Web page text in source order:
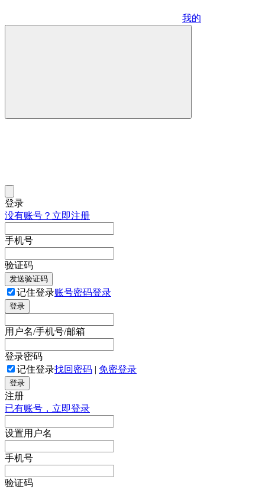
我的
登录
没有账号？立即注册
手机号
验证码
发送验证码
记住登录账号密码登录
登录
用户名/手机号/邮箱
登录密码
记住登录找回密码 | 免密登录
登录
注册
已有账号，立即登录
设置用户名
手机号
验证码